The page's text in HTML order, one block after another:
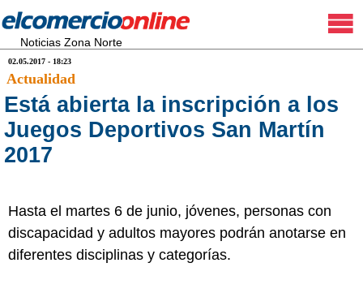
Noticias Zona Norte
02.05.2017 - 18:23
Actualidad
Está abierta la inscripción a los
Juegos Deportivos San Martín
2017
Hasta el martes 6 de junio, jóvenes, personas con
discapacidad y adultos mayores podrán anotarse en
diferentes disciplinas y categorías.